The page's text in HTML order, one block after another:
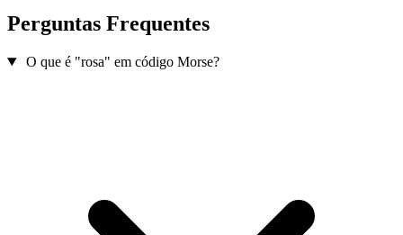
Perguntas Frequentes
O que é "rosa" em código Morse?